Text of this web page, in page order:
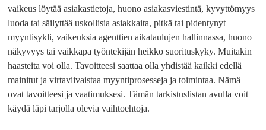
vaikeus löytää asiakastietoja, huono asiakasviestintä, kyvyttömyys
luoda tai säilyttää uskollisia asiakkaita, pitkä tai pidentynyt
myyntisykli, vaikeuksia agenttien aikataulujen hallinnassa, huono
näkyvyys tai vaikkapa työntekijän heikko suorituskyky. Muitakin
haasteita voi olla. Tavoitteesi saattaa olla yhdistää kaikki edellä
mainitut ja virtaviivaistaa myyntiprosesseja ja toimintaa. Nämä
ovat tavoitteesi ja vaatimuksesi. Tämän tarkistuslistan avulla voit
käydä läpi tarjolla olevia vaihtoehtoja.